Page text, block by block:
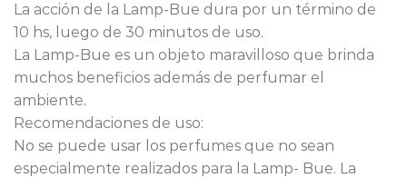
La acción de la Lamp-Bue dura por un término de
10 hs, luego de 30 minutos de uso.
La Lamp-Bue es un objeto maravilloso que brinda
muchos beneficios además de perfumar el
ambiente.
Recomendaciones de uso:
No se puede usar los perfumes que no sean
especialmente realizados para la Lamp- Bue. La